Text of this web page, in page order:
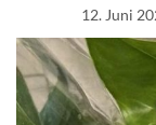
12. Juni